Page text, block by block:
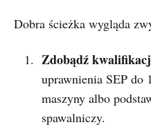
Dobra ścieżka wygląda
Zdobądź
uprawnienia SEP do
maszyny albo
spawalniczy.